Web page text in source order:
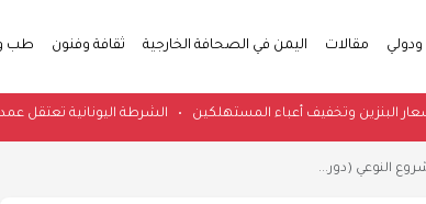
ودولي مقالات اليمن في الصحافة الخارجية ثقافة وفنون طب
أسعار البنزين وتخفيف أعباء المستهلكين•الشرطة
النوعي (دور...